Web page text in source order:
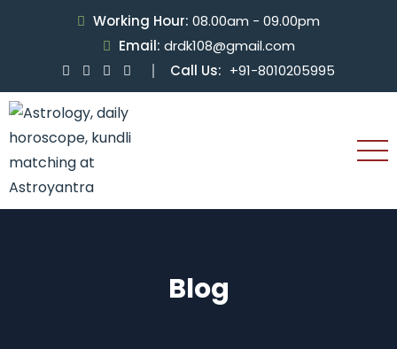
Working Hour: 08.00am - 09.00pm
Email: drdk108@gmail.com
Call Us: +91-8010205995
Blog